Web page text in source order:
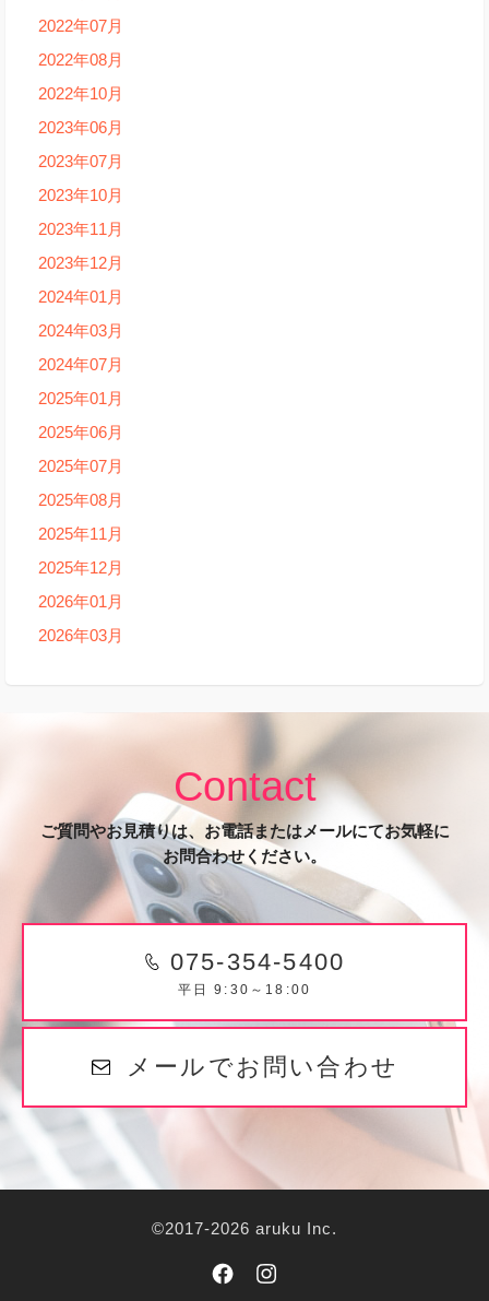
2022年07月
2022年08月
2022年10月
2023年06月
2023年07月
2023年10月
2023年11月
2023年12月
2024年01月
2024年03月
2024年07月
2025年01月
2025年06月
2025年07月
2025年08月
2025年11月
2025年12月
2026年01月
2026年03月
Contact
ご質問やお見積りは、お電話またはメールにてお気軽に
お問合わせください。
075-354-5400
平日 9:30～18:00
メールでお問い合わせ
©2017-2026 aruku Inc.